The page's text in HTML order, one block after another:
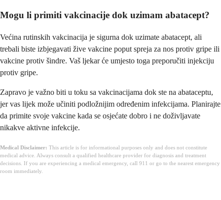
Mogu li primiti vakcinacije dok uzimam abatacept?
Većina rutinskih vakcinacija je sigurna dok uzimate abatacept, ali
trebali biste izbjegavati žive vakcine poput spreja za nos protiv gripe ili
vakcine protiv šindre. Vaš ljekar će umjesto toga preporučiti injekciju
protiv gripe.
Zapravo je važno biti u toku sa vakcinacijama dok ste na abataceptu,
jer vas lijek može učiniti podložnijim određenim infekcijama. Planirajte
da primite svoje vakcine kada se osjećate dobro i ne doživljavate
nikakve aktivne infekcije.
Medical Disclaimer: This article is for informational purposes only and does not constitute
medical advice. Always consult a qualified healthcare provider for diagnosis and treatment
decisions. If you are experiencing a medical emergency, call 911 or go to the nearest emergency
room immediately.